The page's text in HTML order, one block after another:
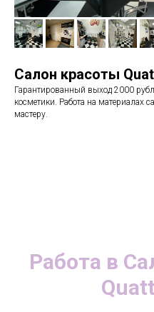
Салон красоты
Гарантированный выход 2000
косметики. Работа на материалах
мастеру.
Работа в